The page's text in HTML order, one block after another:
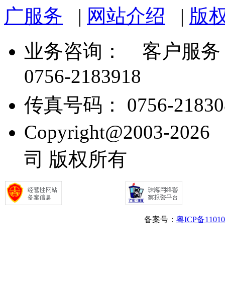
广服务 | 网站介绍 | 版
业务咨询：
客户服务
0756-2183918
传真号码： 0756-
Copyright@2003-
司 版权所有
备案号： 粤ICP备